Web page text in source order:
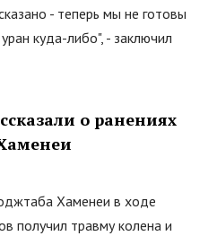
- теперь мы не готовы
куда-либо", - заключил
о ранениях
Хаменеи в ходе
получил травму колена и